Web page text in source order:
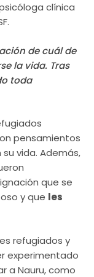
clínica
de cuál de
la vida. Tras
toda
pensamientos
vida. Además,
que se
y que les
refugiados y
experimentado
a Nauru, como